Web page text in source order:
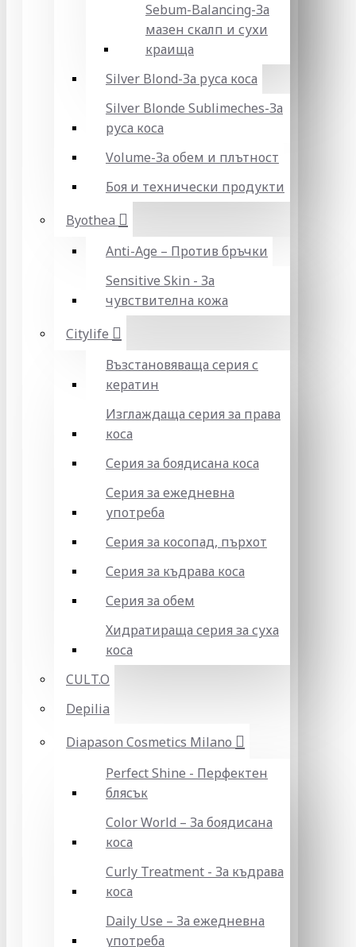
Sebum-Balancing-За
мазен скалп и сухи
краища
Silver Blond-За руса коса
Silver Blonde Sublіmeches-За
руса коса
Volume-За обем и плътност
Боя и технически продукти
Byothea
Anti-Age – Против бръчки
Sensitive Skin - За
чувствителна кожа
Citylife
Възстановяваща серия с
кератин
Изглаждаща серия за права
коса
Серия за боядисана коса
Серия за ежедневна
употреба
Серия за косопад, пърхот
Серия за къдрава коса
Серия за обем
Хидратираща серия за суха
коса
CULT.O
Depilia
Diapason Cosmetics Milano
Perfect Shine - Перфектен
блясък
Color World – За боядисана
коса
Curly Treatment - За къдрава
коса
Daily Use – За ежедневна
употреба